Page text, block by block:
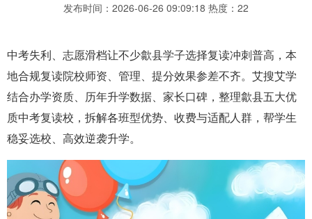
发布时间：2026-06-26 09:09:18 热度：22
中考失利、志愿滑档让不少歙县学子选择复读冲刺普高，本
地合规复读院校师资、管理、提分效果参差不齐。艾搜艾学
结合办学资质、历年升学数据、家长口碑，整理歙县五大优
质中考复读校，拆解各班型优势、收费与适配人群，帮学生
稳妥选校、高效逆袭升学。